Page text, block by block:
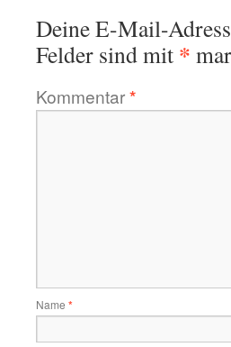
Deine E-Mail-
Felder sind mit *
Kommentar*
Name *